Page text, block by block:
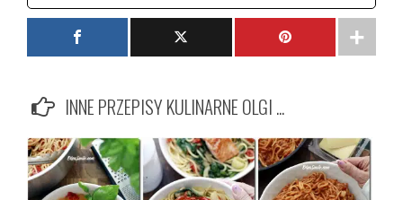
INNE PRZEPISY KULINARNE OLGI ...